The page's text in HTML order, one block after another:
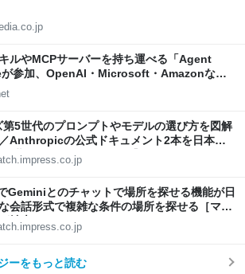
ルやMCPサーバーを持ち運べる「Agent
参加、OpenAI・Microsoft・Amazonなど
第5世代のプロンプトやモデルの選び方を図解
Anthropicの公式ドキュメント2本を日本語
5世代 マスターガイド』【Book Watch/ニュ
Geminiとのチャットで場所を探せる機能が日
会話形式で複雑な条件の場所を探せる［マッ
拡大
ーをもっと読む